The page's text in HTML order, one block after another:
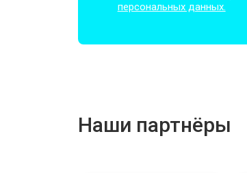
Замена северного моста
персональных данных.
Наши партнёры